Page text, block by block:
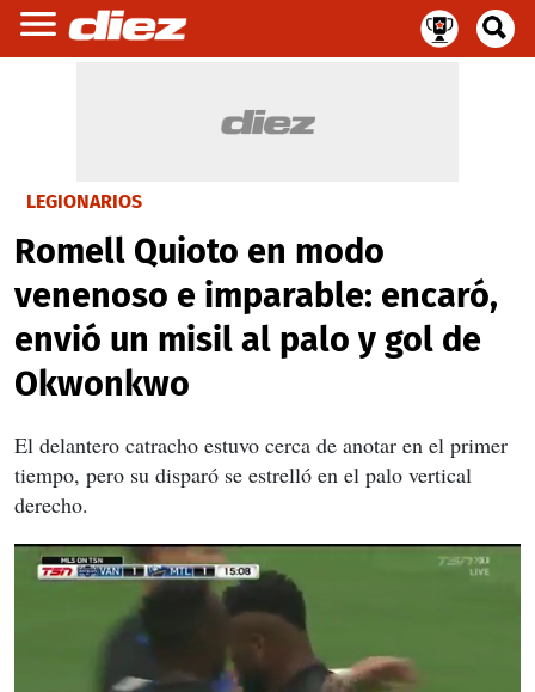
LEGIONARIOS
Romell Quioto en modo
venenoso e imparable: encaró,
envió un misil al palo y gol de
Okwonkwo
El delantero catracho estuvo cerca de anotar en el primer
tiempo, pero su disparó se estrelló en el palo vertical
derecho.